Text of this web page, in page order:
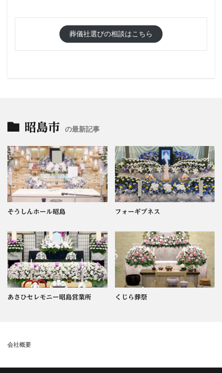
葬儀社選びの相談はこちら
昭島市 の最新記事
そうしんホール昭島 フォーギブネス
あさひセレモニー昭島営業所 くじら葬祭
会社概要